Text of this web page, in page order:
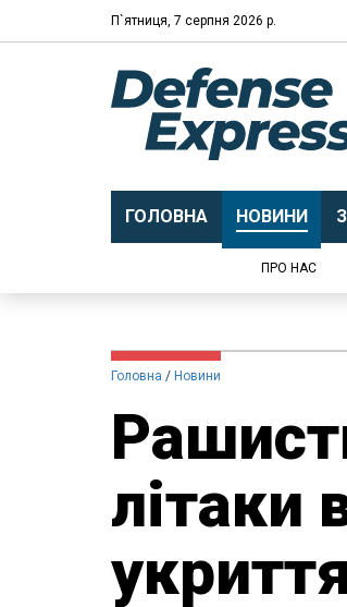
П`ятниця, 7 серпня 2026 р.
ГОЛОВНА НОВИНИ
ПРО НАС
Головна Новини
літаки